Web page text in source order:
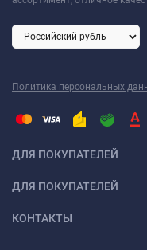
Политика персональных
ДЛЯ ПОКУПАТЕЛЕЙ
ДЛЯ ПОКУПАТЕЛЕЙ
КОНТАКТЫ